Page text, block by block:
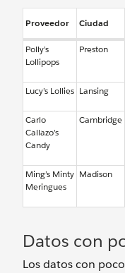
Proveedor Ciudad
Polly’s
Lollipops
Preston
Lucy’s Lollies Lansing
Carlo
Callazo’s
Candy
Cambridge
Ming’s Minty
Meringues
Madison
Datos con
Los datos con